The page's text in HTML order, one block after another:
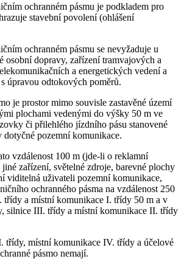
ochranném pásmu je podkladem pro
stavební povolení (ohlášení
ochranném pásmu se nevyžaduje u
osobní dopravy, zařízení tramvajových a
a energetických vedení a
úpravou odtokových poměrů.
je prostor mimo souvisle zastavěné území
plochami vedenými do výšky 50 m ve
či přilehlého jízdního pásu stanovené
dotyčné pozemní komunikace.
vzdálenost 100 m (jde-li o reklamní
zařízení, světelné zdroje, barevné plochy
viditelná uživateli pozemní komunikace,
ochranného pásma na vzdálenost 250
třídy a místní komunikace I. třídy 50 m a v
silnice III. třídy a místní komunikace II. třídy
třídy, místní komunikace IV. třídy a účelové
pásmo nemají.